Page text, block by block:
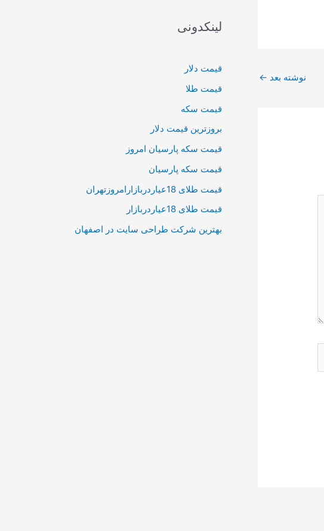
نوشته بعد ←
لینکدونی
قیمت دلار
قیمت طلا
قیمت سکه
بروزترین قیمت دلار
قیمت سکه پارسیان امروز
قیمت سکه پارسیان
قیمت طلای 18عیاردربازارامروزتهران
قیمت طلای 18عیاردربازار
بهترین شرکت طراحی سایت در اصفهان